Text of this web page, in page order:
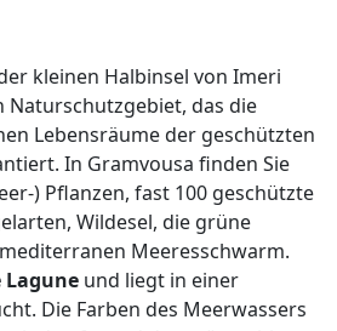
kleinen Halbinsel von Imeri
Naturschutzgebiet, das die
Lebensräume der geschützten
In Gramvousa finden Sie
) Pflanzen, fast 100 geschützte
Wildesel, die grüne
Meeresschwarm.
Lagune und liegt in einer
Die Farben des Meerwassers